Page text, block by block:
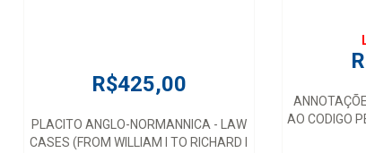
R$425,00
PLACITO ANGLO-NORMANNICA - LAW
CASES (FROM WILLIAM I TO RICHARD I
AO CODIGO